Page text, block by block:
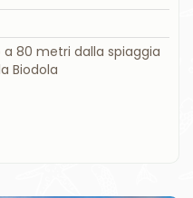
80 metri dalla spiaggia
Biodola